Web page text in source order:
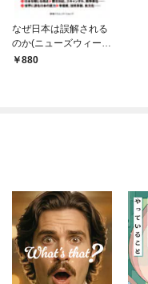
なぜ日本は誤解される
のか(ニューズウィーク
日本版ペーパーバック
880